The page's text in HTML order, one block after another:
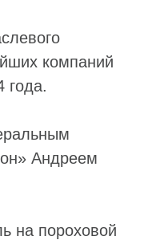
компаний
года.
Андреем
на пороховой